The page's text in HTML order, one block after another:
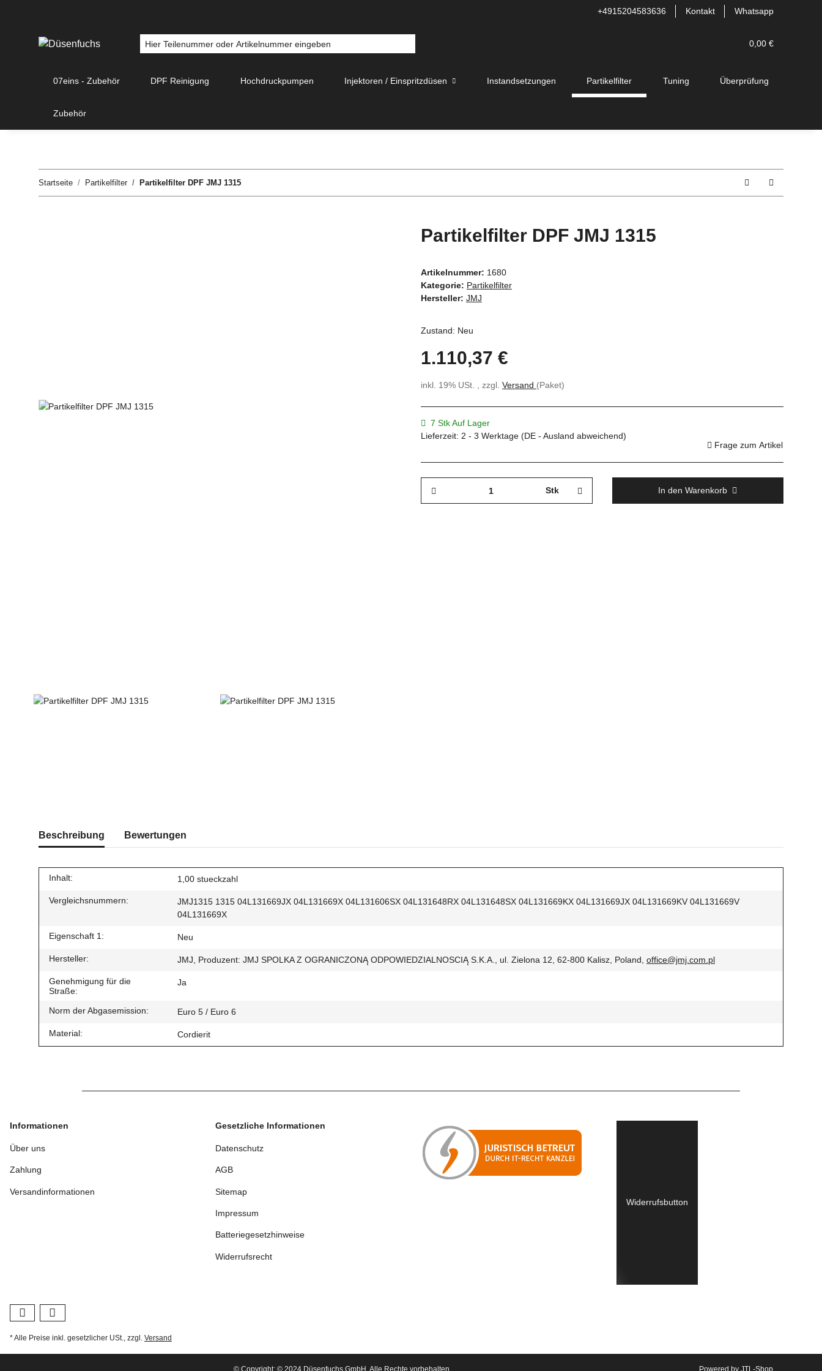
+4915204583636 Kontakt Whatsapp
0,00 €
07eins - Zubehör DPF Reinigung Hochdruckpumpen Injektoren / Einspritzdüsen Instandsetzungen Partikelfilter Tuning Überprüfung
Zubehör
Startseite Partikelfilter Partikelfilter DPF JMJ 1315
Partikelfilter DPF JMJ 1315
Artikelnummer: 1680
Kategorie: Partikelfilter
Hersteller: JMJ
Zustand: Neu
1.110,37 €
inkl. 19% USt. , zzgl. Versand (Paket)
7 Stk Auf Lager
Lieferzeit: 2 - 3 Werktage (DE - Ausland abweichend)
Frage zum Artikel
Stk In den Warenkorb
Beschreibung Bewertungen
Inhalt: 1,00 stueckzahl
Vergleichsnummern:
JMJ1315 1315 04L131669JX 04L131669X 04L131606SX 04L131648RX 04L131648SX 04L131669KX 04L131669JX 04L131669KV 04L131669V
04L131669X
Eigenschaft 1: Neu
Hersteller: JMJ, Produzent: JMJ SPOLKA Z OGRANICZONĄ ODPOWIEDZIALNOSCIĄ S.K.A., ul. Zielona 12, 62-800 Kalisz, Poland, office@jmj.com.pl
Genehmigung für die
Straße:
Ja
Norm der Abgasemission: Euro 5 / Euro 6
Material: Cordierit
Informationen
Über uns
Zahlung
Versandinformationen
Gesetzliche Informationen
Datenschutz
AGB
Sitemap
Impressum
Batteriegesetzhinweise
Widerrufsrecht
Widerrufsbutton
* Alle Preise inkl. gesetzlicher USt., zzgl. Versand